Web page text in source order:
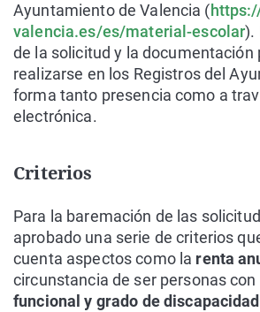
Ayuntamiento de Valencia (
valencia.es/es/material-escolar).
de la solicitud y la documentación
realizarse en los Registros del
forma tanto presencia como a
electrónica.
Criterios
Para la baremación de las
aprobado una serie de criterios
cuenta aspectos como la renta
circunstancia de ser personas con
funcional y grado de discapacidad